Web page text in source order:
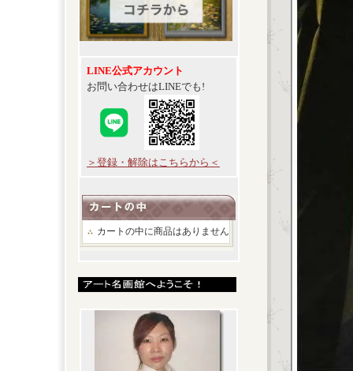
LINE公式アカウント
お問い合わせはLINEでも!
＞登録・解除はこちらから＜
カートの中に商品はありません